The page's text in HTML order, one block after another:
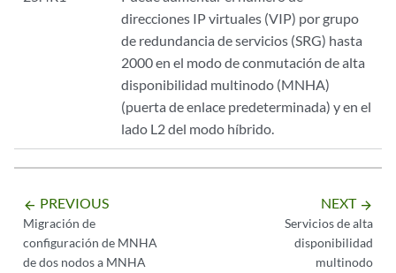
direcciones IP virtuales (VIP) por grupo
de redundancia de servicios (SRG) hasta
2000 en el modo de conmutación de alta
disponibilidad multinodo (MNHA)
(puerta de enlace predeterminada) y en el
lado L2 del modo híbrido.
arrow_backward PREVIOUS
Migración de
configuración de MNHA
de dos nodos a MNHA
NEXT arrow_forward
Servicios de alta
disponibilidad
multinodo